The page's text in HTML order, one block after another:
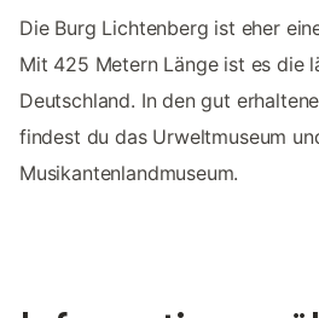
Die Burg Lichtenberg ist eher
Mit 425 Metern Länge ist es die
Deutschland. In den gut
findest du das Urweltmuseum
Musikantenlandmuseum.